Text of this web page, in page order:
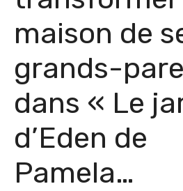
maison de
grands-
dans « Le
d’Eden de
Pamela…